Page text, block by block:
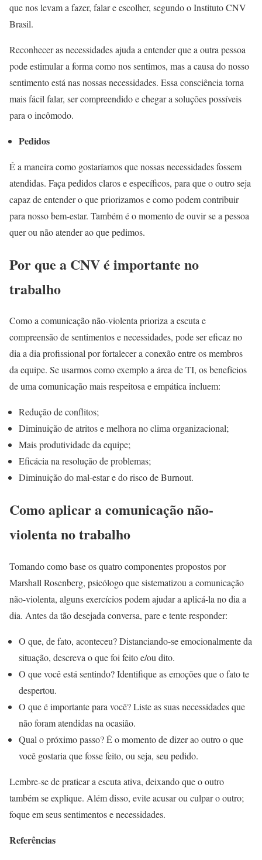
que nos levam a fazer, falar e escolher, segundo o Instituto CNV
Brasil.
Reconhecer as necessidades ajuda a entender que a outra pessoa
pode estimular a forma como nos sentimos, mas a causa do nosso
sentimento está nas nossas necessidades. Essa consciência torna
mais fácil falar, ser compreendido e chegar a soluções possíveis
para o incômodo.
Pedidos
É a maneira como gostaríamos que nossas necessidades fossem
atendidas. Faça pedidos claros e específicos, para que o outro seja
capaz de entender o que priorizamos e como podem contribuir
para nosso bem-estar. Também é o momento de ouvir se a pessoa
quer ou não atender ao que pedimos.
Por que a CNV é importante no
trabalho
Como a comunicação não-violenta prioriza a escuta e
compreensão de sentimentos e necessidades, pode ser eficaz no
dia a dia profissional por fortalecer a conexão entre os membros
da equipe. Se usarmos como exemplo a área de TI, os benefícios
de uma comunicação mais respeitosa e empática incluem:
Redução de conflitos;
Diminuição de atritos e melhora no clima organizacional;
Mais produtividade da equipe;
Eficácia na resolução de problemas;
Diminuição do mal-estar e do risco de Burnout.
Como aplicar a comunicação não-
violenta no trabalho
Tomando como base os quatro componentes propostos por
Marshall Rosenberg, psicólogo que sistematizou a comunicação
não-violenta, alguns exercícios podem ajudar a aplicá-la no dia a
dia. Antes da tão desejada conversa, pare e tente responder:
O que, de fato, aconteceu? Distanciando-se emocionalmente da
situação, descreva o que foi feito e/ou dito.
O que você está sentindo? Identifique as emoções que o fato te
despertou.
O que é importante para você? Liste as suas necessidades que
não foram atendidas na ocasião.
Qual o próximo passo? É o momento de dizer ao outro o que
você gostaria que fosse feito, ou seja, seu pedido.
Lembre-se de praticar a escuta ativa, deixando que o outro
também se explique. Além disso, evite acusar ou culpar o outro;
foque em seus sentimentos e necessidades.
Referências